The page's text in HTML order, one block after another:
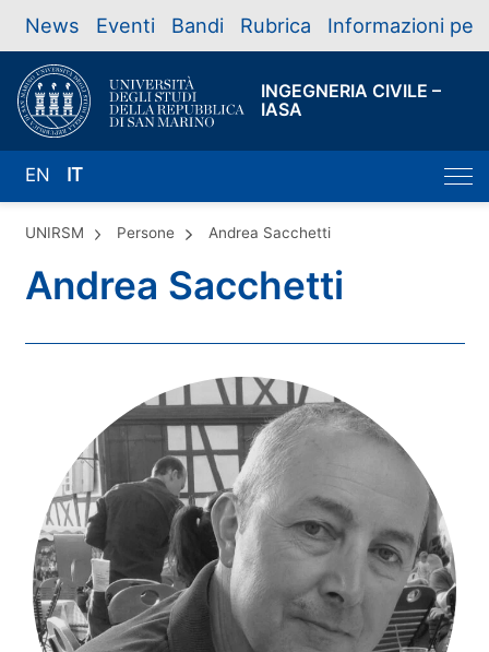
News Eventi Bandi Rubrica Informazioni per
INGEGNERIA CIVILE –
IASA
EN IT
UNIRSM Persone Andrea Sacchetti
Andrea Sacchetti